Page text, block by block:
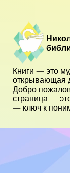
Книги — это
открывающая
Добро
страница —
— ключ к